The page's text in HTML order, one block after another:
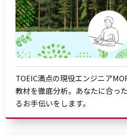
TOEIC満点の現役エンジニア
教材を徹底分析。あなたに合っ
るお手伝いをします。